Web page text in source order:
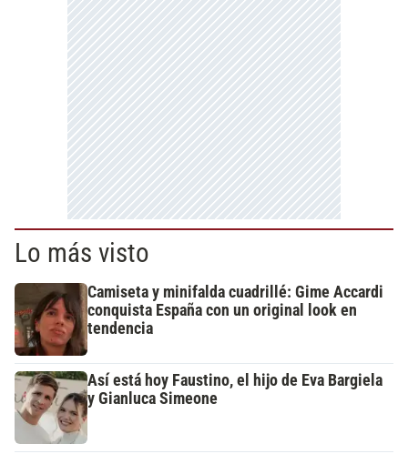
Lo más visto
Camiseta y minifalda cuadrillé: Gime Accardi
conquista España con un original look en
tendencia
Así está hoy Faustino, el hijo de Eva Bargiela
y Gianluca Simeone